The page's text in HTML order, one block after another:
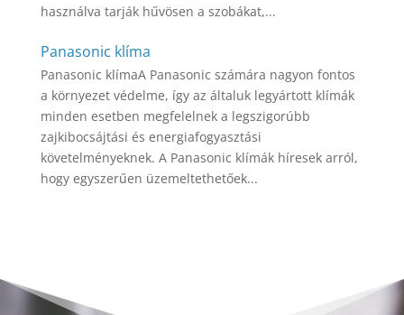
használva tarják hűvösen a szobákat,...
Panasonic klíma
Panasonic klímaA Panasonic számára nagyon fontos
a környezet védelme, így az általuk legyártott klímák
minden esetben megfelelnek a legszigorúbb
zajkibocsájtási és energiafogyasztási
követelményeknek. A Panasonic klímák híresek arról,
hogy egyszerűen üzemeltethetőek...